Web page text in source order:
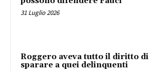
31 Luglio 2026
Roggero aveva tutto il diritto di
sparare a quei delinquenti